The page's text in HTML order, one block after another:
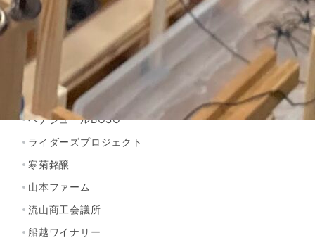
プレスリリース
プロジェクトご紹介
ちばクラフトビアガーデン
キンセンス QUIT.S
ペナシュールBOSO
ライダーズプロジェクト
寒菊銘醸
山本ファーム
流山商工会議所
船越ワイナリー